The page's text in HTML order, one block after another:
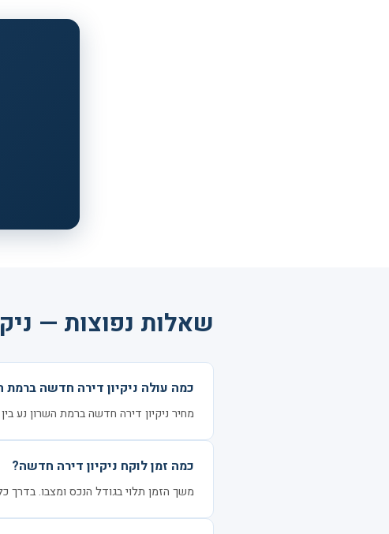
שאלות נפוצות —
כמה עולה ניקיון דירה חדשה ברמת
מחיר ניקיון דירה חדשה ברמת השרון נע בין 1300 ל-3600 ₪ לדירה, בהתאם לגודל הנכס ומצבו.
כמה זמן לוקח ניקיון דירה חדשה?
משך הזמן תלוי בגודל הנכס ומצבו. בדרך כלל 3–6 שעות לדירת 3–4